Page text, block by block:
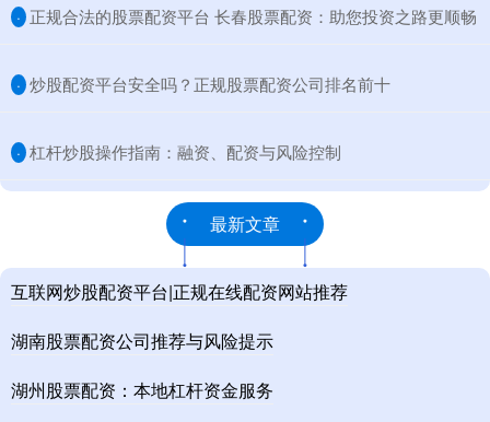
· ​正规合法的股票配资平台 长春股票配资：助您投资之路更顺畅
· ​炒股配资平台安全吗？正规股票配资公司排名前十
· ​杠杆炒股操作指南：融资、配资与风险控制
最新文章
互联网炒股配资平台|正规在线配资网站推荐
湖南股票配资公司推荐与风险提示
湖州股票配资：本地杠杆资金服务